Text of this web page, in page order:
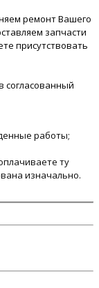
ремонт Вашего
запчасти
присутствовать
согласованный
работы;
ту
изначально.